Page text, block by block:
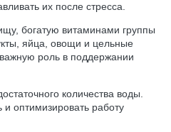
их после стресса.
богатую витаминами группы
яйца, овощи и цельные
роль в поддержании
количества воды.
оптимизировать работу